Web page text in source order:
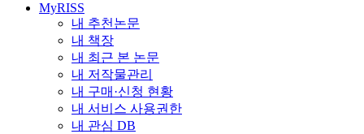
MyRISS
내 추천논문
내 책장
내 최근 본 논문
내 저작물관리
내 구매·신청 현황
내 서비스 사용권한
내 관심 DB